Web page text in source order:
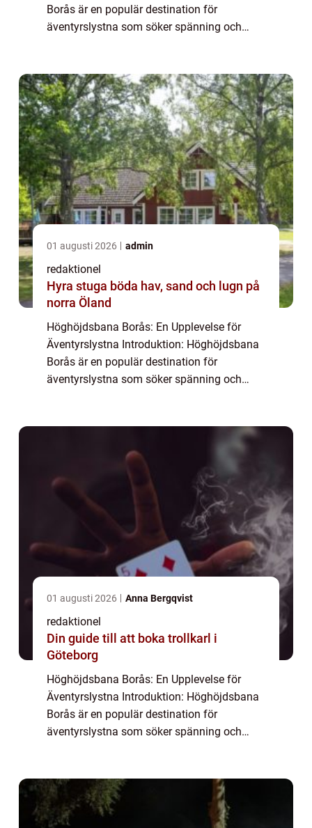
Borås är en populär destination för
äventyrslystna som söker spänning och
över Högh...
01 augusti 2026 admin
redaktionel
Hyra stuga böda hav, sand och lugn på
norra Öland
Höghöjdsbana Borås: En Upplevelse för
Äventyrslystna Introduktion: Höghöjdsbana
Borås är en populär destination för
äventyrslystna som söker spänning och
01 augusti 2026 Anna Bergqvist
redaktionel
Din guide till att boka trollkarl i
Göteborg
Höghöjdsbana Borås: En Upplevelse för
Äventyrslystna Introduktion: Höghöjdsbana
Borås är en populär destination för
äventyrslystna som söker spänning och
över Högh...